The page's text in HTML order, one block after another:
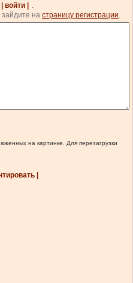
| войти |
.
на страницу регистрации.
на картинке. Для перезагрузки
|